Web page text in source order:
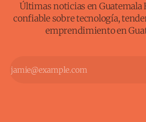
Últimas noticias en Guatemala
confiable sobre tecnología,
emprendimiento en